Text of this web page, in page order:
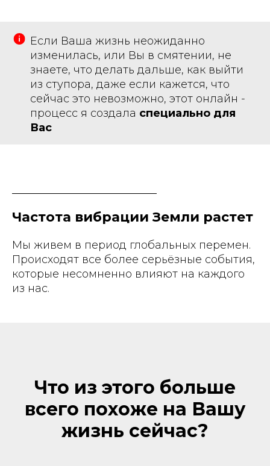
Если Ваша жизнь неожиданно
изменилась, или Вы в смятении, не
знаете, что делать дальше, как выйти
из ступора, даже если кажется, что
сейчас это невозможно, этот онлайн -
процесс я создала специально для
Вас
Частота вибрации Земли растет
Мы живем в период глобальных перемен.
Происходят все более серьёзные события,
которые несомненно влияют на каждого
из нас.
Что из этого больше
всего похоже на Вашу
жизнь сейчас?